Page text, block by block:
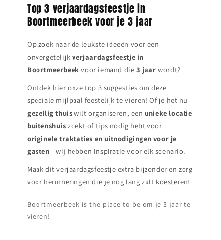
Top 3 verjaardagsfeestje in
Boortmeerbeek voor je 3 jaar
Op zoek naar de leukste ideeën voor een
onvergetelijkverjaardagsfeestje in
Boortmeerbeek voor iemand die 3 jaar wordt?
Ontdek hier onze top 3 suggesties om deze
speciale mijlpaal feestelijk te vieren! Of je het nu
gezellig thuis wilt organiseren, een unieke locatie
buitenshuis zoekt of tips nodig hebt voor
originele traktaties en uitnodigingen voor je
gasten—wij hebben inspiratie voor elk scenario.
Maak dit verjaardagsfeestje extra bijzonder en zorg
voor herinneringen die je nog lang zult koesteren!
Boortmeerbeek is the place to be om je 3 jaar te
vieren!